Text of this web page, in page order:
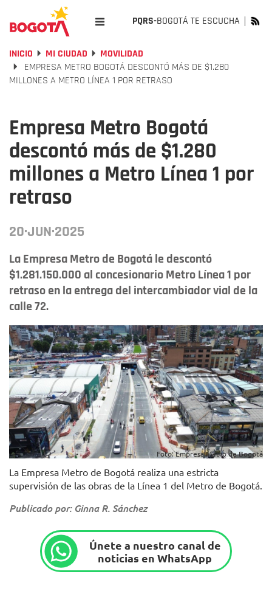
PQRS-BOGOTÁ TE ESCUCHA
INICIO MI CIUDAD
MOVILIDAD
EMPRESA METRO BOGOTÁ DESCONTÓ MÁS DE $1.280
MILLONES A METRO LÍNEA 1 POR RETRASO
Empresa Metro Bogotá
descontó más de $1.280
millones a Metro Línea 1 por
retraso
20·JUN·2025
La Empresa Metro de Bogotá le descontó
$1.281.150.000 al concesionario Metro Línea 1 por
retraso en la entrega del intercambiador vial de la
calle 72.
Foto: Empresa Metro de Bogotá
La Empresa Metro de Bogotá realiza una estricta
supervisión de las obras de la Línea 1 del Metro de Bogotá.
Publicado por: Ginna R. Sánchez
Únete a nuestro canal de
noticias en WhatsApp